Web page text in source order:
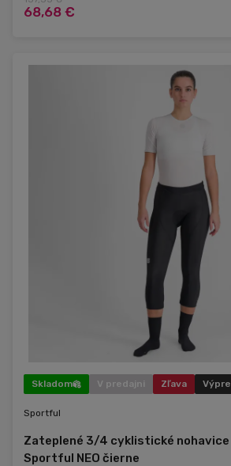
68,68 €
Skladom V predajni Zľava
Sportful
Zateplené 3/4 cyklistické nohavice
Sportful NEO čierne